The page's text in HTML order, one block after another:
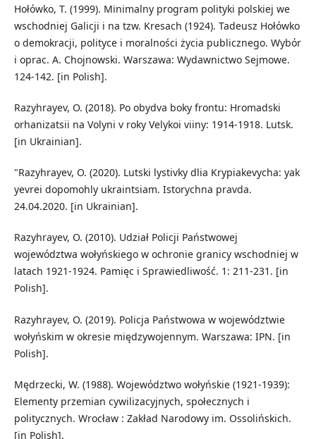
Hołόwko, T. (1999). Minimalny program polityki polskiej we
wschodniej Galicji i na tzw. Kresach (1924). Tadeusz Hołόwko
o demokracji, polityce i moralności życia publicznego. Wybόr
i oprac. A. Chojnowski. Warszawa: Wydawnictwo Sejmowe.
124-142. [in Polish].
Razyhrayev, O. (2018). Po obydva boky frontu: Hromadski
orhanizatsii na Volyni v roky Velykoi viiny: 1914-1918. Lutsk.
[in Ukrainian].
"Razyhrayev, O. (2020). Lutski lystivky dlia Krypiakevycha: yak
yevrei dopomohly ukraintsiam. Istorychna pravda.
24.04.2020. [in Ukrainian].
Razyhrayev, O. (2010). Udział Policji Państwowej
wojewόdztwa wołyńskiego w ochronie granicy wschodniej w
latach 1921-1924. Pamięc i Sprawiedliwość. 1: 211-231. [in
Polish].
Razyhrayev, O. (2019). Policja Państwowa w wojewόdztwie
wołyńskim w okresie międzywojennym. Warszawa: IPN. [in
Polish].
Mędrzecki, W. (1988). Wojewόdztwo wołyńskie (1921-1939):
Elementy przemian cywilizacyjnych, społecznych i
politycznych. Wrocław : Zakład Narodowy im. Ossolińskich.
[in Polish].